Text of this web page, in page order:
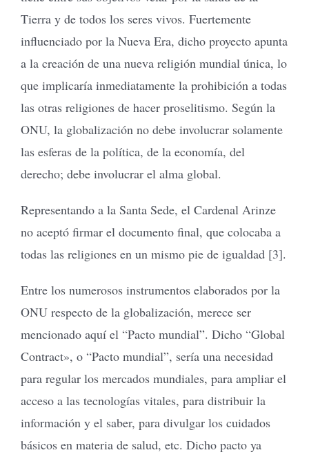
Tierra y de todos los seres vivos. Fuertemente
influenciado por la Nueva Era, dicho proyecto apunta
a la creación de una nueva religión mundial única, lo
que implicaría inmediatamente la prohibición a todas
las otras religiones de hacer proselitismo. Según la
ONU, la globalización no debe involucrar solamente
las esferas de la política, de la economía, del
derecho; debe involucrar el alma global.
Representando a la Santa Sede, el Cardenal Arinze
no aceptó firmar el documento final, que colocaba a
todas las religiones en un mismo pie de igualdad [3].
Entre los numerosos instrumentos elaborados por la
ONU respecto de la globalización, merece ser
mencionado aquí el “Pacto mundial”. Dicho “Global
Contract», o “Pacto mundial”, sería una necesidad
para regular los mercados mundiales, para ampliar el
acceso a las tecnologías vitales, para distribuir la
información y el saber, para divulgar los cuidados
básicos en materia de salud, etc. Dicho pacto ya